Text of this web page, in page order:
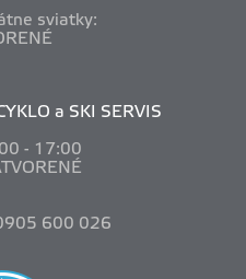
sviatky:
a SKI SERVIS
- 17:00
600 026